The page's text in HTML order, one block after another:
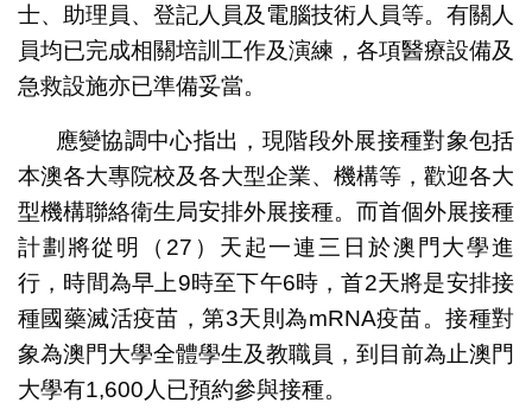
士、助理員、登記人員及電腦技術人員等。有關人
員均已完成相關培訓工作及演練，各項醫療設備及
急救設施亦已準備妥當。
應變協調中心指出，現階段外展接種對象包括
本澳各大專院校及各大型企業、機構等，歡迎各大
型機構聯絡衛生局安排外展接種。而首個外展接種
計劃將從明（27）天起一連三日於澳門大學進
行，時間為早上9時至下午6時，首2天將是安排接
種國藥滅活疫苗，第3天則為mRNA疫苗。接種對
象為澳門大學全體學生及教職員，到目前為止澳門
大學有1,600人已預約參與接種。